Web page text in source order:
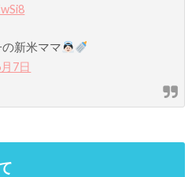
新米ママ
7日